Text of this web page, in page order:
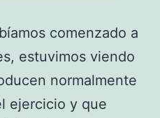
comenzado a
estuvimos viendo
normalmente
ejercicio y que